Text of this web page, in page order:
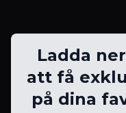
Ladda
att få
på dina